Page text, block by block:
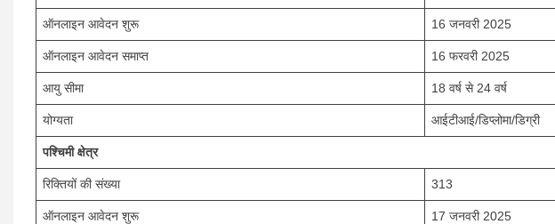
ऑनलाइन आवेदन शुरू 16 जनवरी 2025
ऑनलाइन आवेदन समाप्त 16 फरवरी 2025
आयु सीमा 18 वर्ष से 24 वर्ष
योग्यता आईटीआई/डिप्लोमा/डिग्री
पश्चिमी क्षेत्र
रिक्तियों की संख्या 313
ऑनलाइन आवेदन शुरू 17 जनवरी 2025